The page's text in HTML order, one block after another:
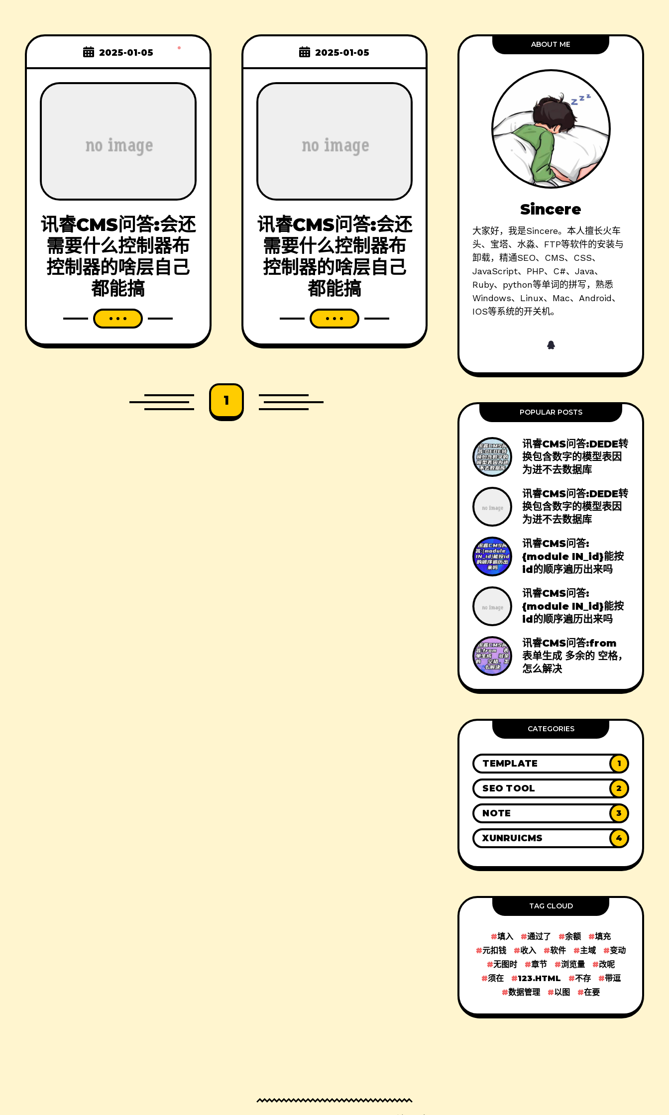
2025-01-05
讯睿CMS问答:会还
需要什么控制器布
控制器的啥层自己
都能搞
2025-01-05
讯睿CMS问答:会还
需要什么控制器布
控制器的啥层自己
都能搞
1
ABOUT ME
Sincere
大家好，我是Sincere。本人擅长火车
头、宝塔、水淼、FTP等软件的安装与
卸载，精通SEO、CMS、CSS、
JavaScript、PHP、C#、Java、
Ruby、python等单词的拼写，熟悉
Windows、Linux、Mac、Android、
IOS等系统的开关机。
POPULAR POSTS
讯睿CMS问答:DEDE转
换包含数字的模型表因
为进不去数据库
讯睿CMS问答:DEDE转
换包含数字的模型表因
为进不去数据库
讯睿CMS问答:
{module IN_id}能按
id的顺序遍历出来吗
讯睿CMS问答:
{module IN_id}能按
id的顺序遍历出来吗
讯睿CMS问答:from
表单生成 多余的 空格，
怎么解决
CATEGORIES
TEMPLATE 1
SEO TOOL 2
NOTE 3
XUNRUICMS 4
TAG CLOUD
填入 通过了 余额
填充
元扣钱
收入 软件 主域
变动
无图时
章节 浏览量
改呢
须在
123.HTML 不存
带逗
数据管理
以图 在要